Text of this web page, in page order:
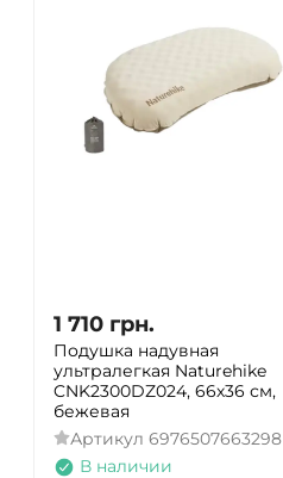
1 710 грн.
Подушка надувная
ультралегкая Naturehike
CNK2300DZ024, 66х36 см,
бежевая
Артикул 6976507663298
В наличии